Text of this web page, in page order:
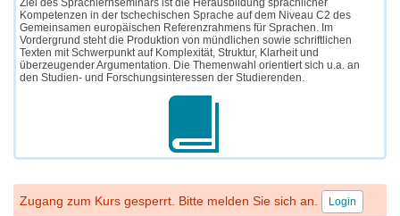
Ziel des Sprachlernseminars ist die Herausbildung sprachlicher
Kompetenzen in der tschechischen Sprache auf dem Niveau C2 des
Gemeinsamen europäischen Referenzrahmens für Sprachen. Im
Vordergrund steht die Produktion von mündlichen sowie schriftlichen
Texten mit Schwerpunkt auf Komplexität, Struktur, Klarheit und
überzeugender Argumentation. Die Themenwahl orientiert sich u.a. an
den Studien- und Forschungsinteressen der Studierenden.
Zugang zum Kurs gesperrt. Bitte melden Sie sich an. Login